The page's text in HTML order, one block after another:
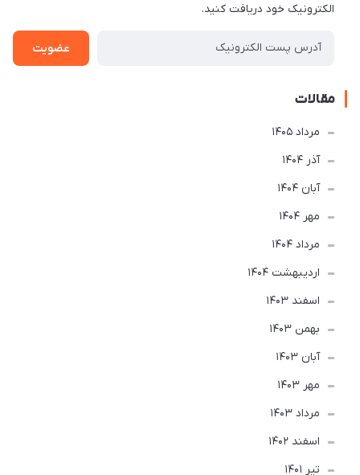
الکترونیک خود دریافت کنید.
عضویت
مقالات
مرداد 1405
آذر 1404
آبان 1404
مهر 1404
مرداد 1404
ارديبهشت 1404
اسفند 1403
بهمن 1403
آبان 1403
مهر 1403
مرداد 1403
اسفند 1402
تير 1401